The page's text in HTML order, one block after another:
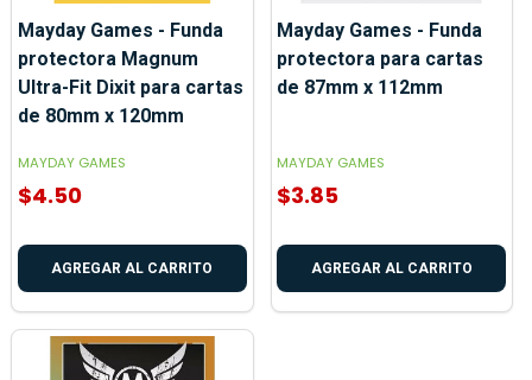
Mayday Games - Funda
protectora Magnum
Ultra-Fit Dixit para cartas
de 80mm x 120mm
MAYDAY GAMES
$4.50
AGREGAR AL CARRITO
Mayday Games - Funda
protectora para cartas
de 87mm x 112mm
MAYDAY GAMES
$3.85
AGREGAR AL CARRITO